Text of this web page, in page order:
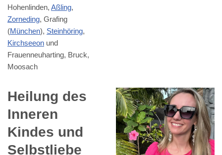
Hohenlinden, Aßling,
Zorneding, Grafing
(München), Steinhöring,
Kirchseeon und
Frauenneuharting, Bruck,
Moosach
Heilung des
Inneren
Kindes und
Selbstliebe